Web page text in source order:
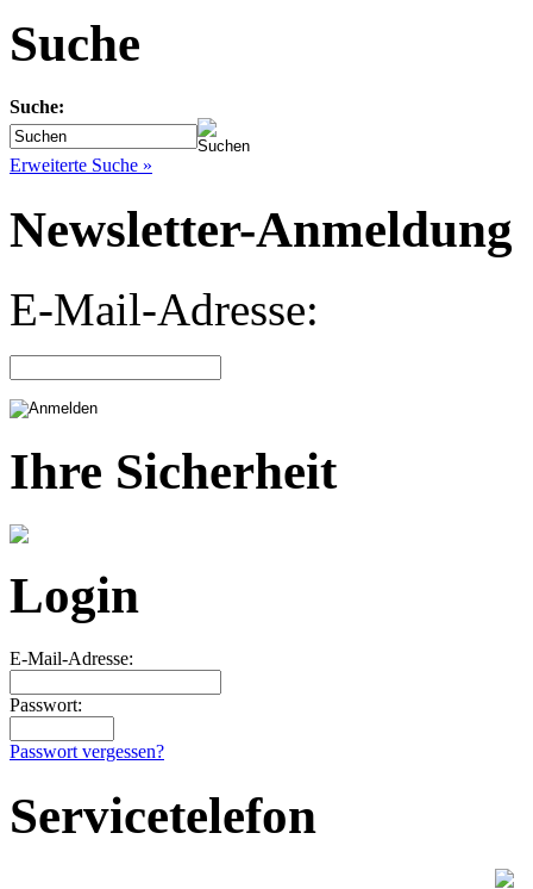
Suche
Suche:
Erweiterte Suche »
Newsletter-Anmeldung
E-Mail-Adresse:
Ihre Sicherheit
Login
E-Mail-Adresse:
Passwort:
Passwort vergessen?
Servicetelefon